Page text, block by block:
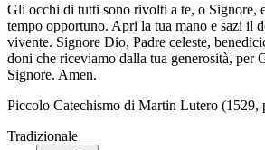
Gli occhi di tutti sono rivolti a te, o Signore,
tempo opportuno. Apri la tua mano e sazi il
vivente. Signore Dio, Padre celeste,
doni che riceviamo dalla tua generosità, per
Signore. Amen.
Piccolo Catechismo di Martin Lutero (1529,
Tradizionale